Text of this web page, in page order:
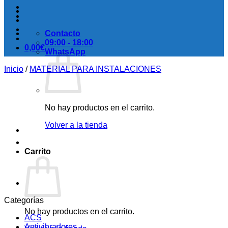
0,00€
No hay productos en el carrito.
Volver a la tienda
Carrito
No hay productos en el carrito.
Contacto
09:00 - 18:00
WhatsApp
Inicio / MATERIAL PARA INSTALACIONES
Categorías
ACS